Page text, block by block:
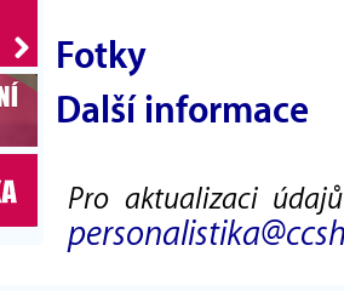
Fotky
Další informace
Pro aktualizaci